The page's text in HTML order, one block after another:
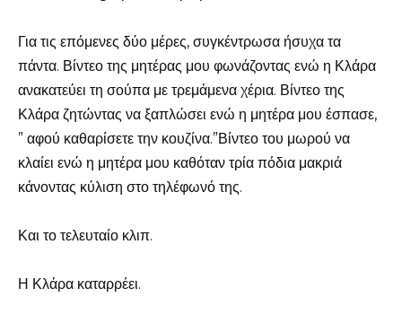
Για τις επόμενες δύο μέρες, συγκέντρωσα ήσυχα τα
πάντα. Βίντεο της μητέρας μου φωνάζοντας ενώ η Κλάρα
ανακατεύει τη σούπα με τρεμάμενα χέρια. Βίντεο της
Κλάρα ζητώντας να ξαπλώσει ενώ η μητέρα μου έσπασε,
” αφού καθαρίσετε την κουζίνα.”Βίντεο του μωρού να
κλαίει ενώ η μητέρα μου καθόταν τρία πόδια μακριά
κάνοντας κύλιση στο τηλέφωνό της.
Και το τελευταίο κλιπ.
Η Κλάρα καταρρέει.